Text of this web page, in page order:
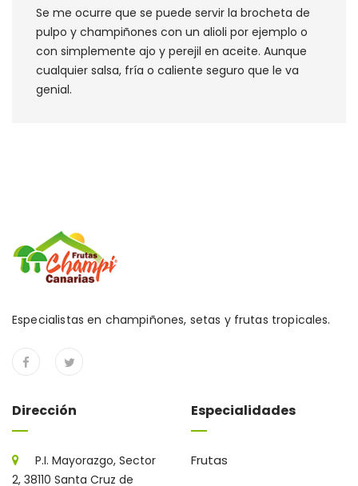
Se me ocurre que se puede servir la brocheta de
pulpo y champiñones con un alioli por ejemplo o
con simplemente ajo y perejil en aceite. Aunque
cualquier salsa, fría o caliente seguro que le va
genial.
Especialistas en champiñones, setas y frutas tropicales.
Dirección
P.I. Mayorazgo, Sector
2, 38110 Santa Cruz de
Especialidades
Frutas